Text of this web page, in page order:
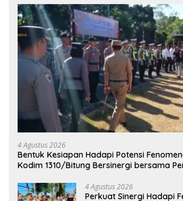
4 Agustus 2026
Bentuk Kesiapan Hadapi Potensi
Kodim 1310/Bitung Bersinergi bersama
Bencana
4 Agustus 2026
Perkuat Sinergi Hadapi